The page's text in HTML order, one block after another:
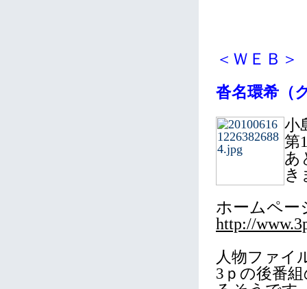
＜ＷＥＢ＞
沓名環希（
小
第
あ
き
ホームペー
http://
人物ファイ
3ｐの後番